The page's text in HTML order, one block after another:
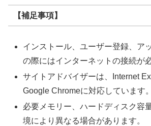
【補足事項】
インストール、ユーザー登録、ア
の際にはインターネットの接続が
サイトアドバイザーは、Internet
Google Chromeに対応しています。
必要メモリー、ハードディスク容
境により異なる場合があります。